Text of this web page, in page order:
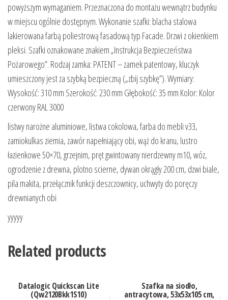
powyższym wymaganiem. Przeznaczona do montażu wewnątrz budynku
w miejscu ogólnie dostępnym. Wykonanie szafki: blacha stalowa
lakierowana farbą poliestrową fasadową typ Facade. Drzwi z okienkiem
pleksi. Szafki oznakowane znakiem „Instrukcja Bezpieczeństwa
Pożarowego”. Rodzaj zamka: PATENT – zamek patentowy, kluczyk
umieszczony jest za szybką bezpieczną („zbij szybkę”). Wymiary:
Wysokość: 310 mm Szerokość: 230 mm Głębokość: 35 mm Kolor: Kolor
czerwony RAL 3000
listwy narożne aluminiowe, listwa cokolowa, farba do mebli v33,
zamiokulkas ziemia, zawór napełniający obi, wąż do kranu, lustro
łazienkowe 50×70, grzejnim, pręt gwintowany nierdzewny m10, wóz,
ogrodzenie z drewna, plotno scierne, dywan okrągły 200 cm, dzwi biale,
pila makita, przełącznik funkcji deszczownicy, uchwyty do poręczy
drewnianych obi
yyyyy
Related products
Datalogic Quickscan Lite
(Qw2120Bkk1S10)
Szafka na siodło,
antracytowa, 53x53x105 cm,